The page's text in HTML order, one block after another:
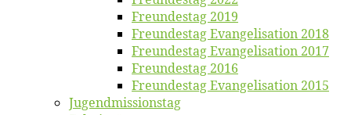
Freun­des­tag 2019
Freun­des­tag Evan­ge­li­sa­ti­on 2018
Freun­des­tag Evan­ge­li­sa­ti­on 2017
Freun­des­tag 2016
Freun­des­tag Evan­ge­li­sa­ti­on 2015
Jugend­mis­sions­tag